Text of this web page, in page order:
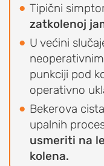
fizioterapeuti
Kalendar
dežurstava
Savetodavni
odbor
OrthoExpert
EDUCATION
O
Ankarski
Podgorica,
Tipični
zatkolenoj
U većini
punkciji pod
operativno
Bekerova
upalnih
usmeriti na
kolena.